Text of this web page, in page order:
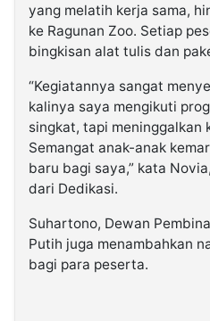
yang melatih kerja sama,
ke Ragunan Zoo. Setiap
bingkisan alat tulis dan
“Kegiatannya sangat
kalinya saya mengikuti
singkat, tapi meninggalkan
Semangat anak-anak
baru bagi saya,” kata
dari Dedikasi.
Suhartono, Dewan
Putih juga menambahkan
bagi para peserta.